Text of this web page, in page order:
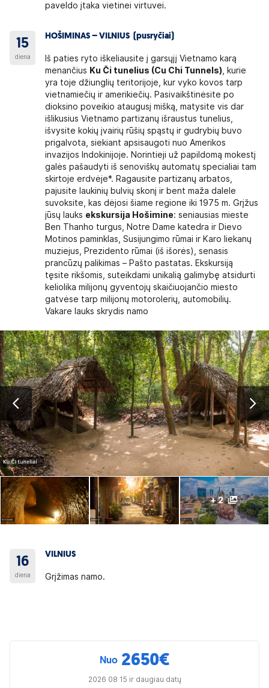
paveldo įtaka vietinei virtuvei.
15
diena
HOŠIMINAS – VILNIUS (pusryčiai)
Iš paties ryto iškeliausite į garsųjį Vietnamo karą
menančius Ku Či tunelius (Cu Chi Tunnels), kurie
yra toje džiunglių teritorijoje, kur vyko kovos tarp
vietnamiečių ir amerikiečių. Pasivaikštinėsite po
dioksino poveikio ataugusį mišką, matysite vis dar
išlikusius Vietnamo partizanų išraustus tunelius,
išvysite kokių įvairių rūšių spąstų ir gudrybių buvo
prigalvota, siekiant apsisaugoti nuo Amerikos
invazijos Indokinijoje. Norintieji už papildomą mokestį
galės pašaudyti iš senoviškų automatų specialiai tam
skirtoje erdvėje*. Ragausite partizanų arbatos,
pajusite laukinių bulvių skonį ir bent maža dalele
suvoksite, kas dėjosi šiame regione iki 1975 m. Grįžus
jūsų lauks ekskursija Hošimine: seniausias mieste
Ben Thanho turgus, Notre Dame katedra ir Dievo
Motinos paminklas, Susijungimo rūmai ir Karo liekanų
muziejus, Prezidento rūmai (iš išorės), senasis
prancūzų palikimas – Pašto pastatas. Ekskursiją
tęsite rikšomis, suteikdami unikalią galimybę atsidurti
keliolika milijonų gyventojų skaičiuojančio miesto
gatvėse tarp milijonų motorolerių, automobilių.
Vakare lauks skrydis namo
+ 2
16
diena
VILNIUS
Grįžimas namo.
Nuo 2650€
2026 08 15 ir daugiau datų